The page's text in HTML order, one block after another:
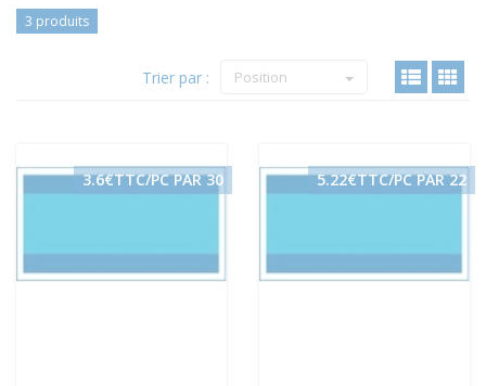
3 produits
Trier par : Position
3.6€TTC/PC PAR 30 5.22€TTC/PC PAR 22